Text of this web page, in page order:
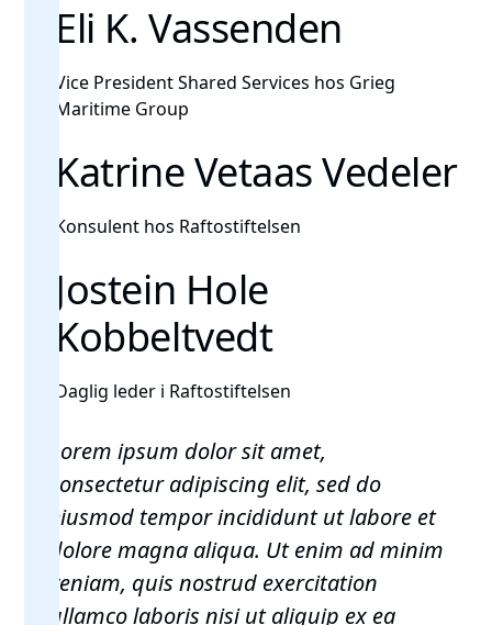
Eli K. Vassenden
Vice President Shared Services hos Grieg
Maritime Group
Katrine Vetaas Vedeler
Konsulent hos Raftostiftelsen
Jostein Hole
Kobbeltvedt
Daglig leder i Raftostiftelsen
Lorem ipsum dolor sit amet,
consectetur adipiscing elit, sed do
eiusmod tempor incididunt ut labore et
dolore magna aliqua. Ut enim ad minim
veniam, quis nostrud exercitation
ullamco laboris nisi ut aliquip ex ea